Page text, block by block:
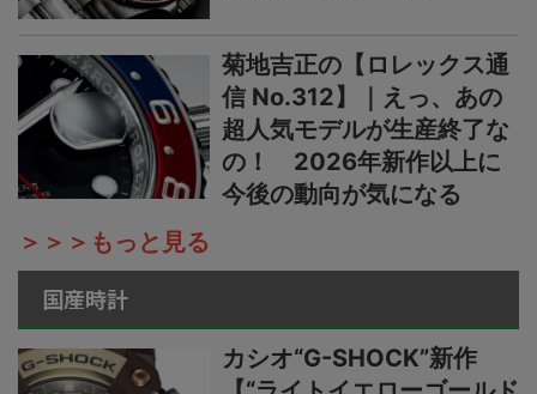
菊地吉正の【ロレックス通
信 No.312】｜えっ、あの
超人気モデルが生産終了な
の！ 2026年新作以上に
今後の動向が気になる
＞＞＞もっと見る
国産時計
カシオ“G-SHOCK”新作